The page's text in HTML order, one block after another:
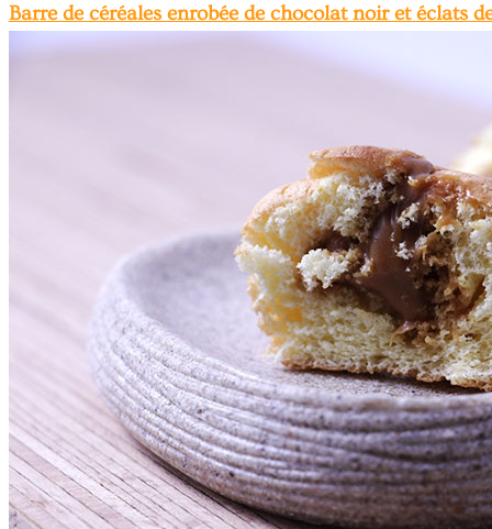
Barre de céréales enrobée de chocolat noir et éclats